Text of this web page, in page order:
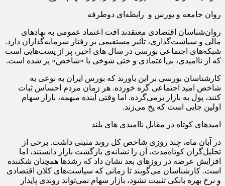
روان جامعه و بورس و رابطه‌ای دوطرفه
روان‌شناسان اقتصادی معتقدند افت اعتماد عمومی به نهادهای
مالی و سیاست‌گذاری، تأثیر مستقیمی بر رفتار سرمایه‌گذاران دارد.
شبکه‌های اجتماعی بورسی در سال های اخیر، پر از پست‌هایی است
که از ناامیدی، بی‌اعتمادی و حتی شوخی با «شاخص» پر شده است.
کارشناسان بورسی بر این باورند که بورس ایران به نوعی به
شاخص امید اجتماعی گره خورده. هر زمان مردم احساس ثبات
کنند، پول به بازار برمی‌گرده. اما وقتی آینده مبهمه، بازار سهام
اولین جایی است که یخ می‌زند.
امیدهای کوتاه در مقابل ناامیدی‌ های بلند
در آبان ماه، چند روزی شاخص کل روند مثبتی داشت. برخی از
تحلیل‌گران کوتاه‌مدت، آن را نشانه‌ی بازگشت بازار دانستند، اما
افزایش عرضه در روزهای بعد نشان داد که رشدها همچنان شکننده
است. کارشناسان می‌گویند تا زمانی که سیاست‌های کلان اقتصادی
و نرخ بهره بانکی تثبیت نشود، بازار سهام نمی‌تواند روندی پایدار